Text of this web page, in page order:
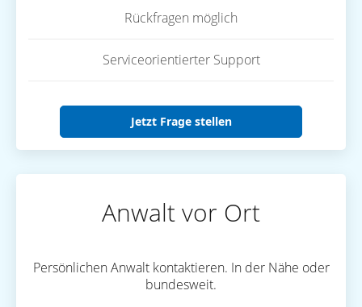
Rückfragen möglich
Serviceorientierter Support
Jetzt Frage stellen
Anwalt vor Ort
Persönlichen Anwalt kontaktieren. In der Nähe oder
bundesweit.